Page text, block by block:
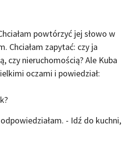
powtórzyć jej słowo w
Chciałam zapytać: czy ja
czy nieruchomością? Ale Kuba
oczami i powiedział:
- Idź do kuchni,